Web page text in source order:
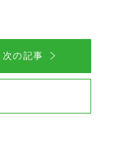
次の記事